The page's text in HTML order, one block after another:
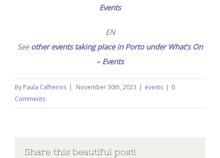
Events
EN
See other events taking place in Porto under What’s On
– Events
By Paula Calheiros | November 30th, 2023 | events | 0
Comments
Share this beautiful post!